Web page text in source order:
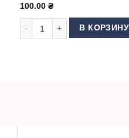
250х140 Белая
100.00 ₴
Количество товара
В КОРЗИНУ